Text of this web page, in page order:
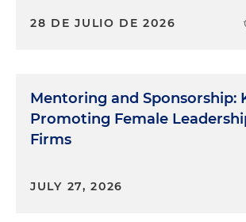
28 DE JULIO DE 2026
Mentoring and Sponsorship:
Promoting Female
Firms
JULY 27, 2026